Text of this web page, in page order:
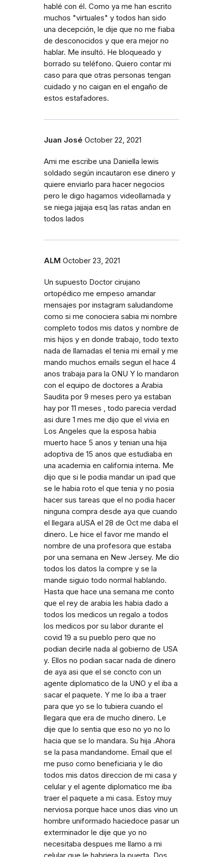
hablé con él. Como ya me han escrito
muchos "virtuales" y todos han sido
una decepción, le dije que no me fiaba
de desconocidos y que era mejor no
hablar. Me insultó. He bloqueado y
borrado su teléfono. Quiero contar mi
caso para que otras personas tengan
cuidado y no caigan en el engaño de
estos estafadores.
Juan José October 22, 2021
Ami me escribe una Daniella lewis
soldado según incautaron ese dinero y
quiere enviarlo para hacer negocios
pero le digo hagamos videollamada y
se niega jajjaja esq las ratas andan en
todos lados
ALM October 23, 2021
Un supuesto Doctor cirujano
ortopédico me empeso amandar
mensajes por instagram saludandome
como si me conociera sabia mi nombre
completo todos mis datos y nombre de
mis hijos y en donde trabajo, todo texto
nada de llamadas el tenia mi email y me
mando muchos emails segun el hace 4
anos trabaja para la ONU Y lo mandaron
con el equipo de doctores a Arabia
Saudita por 9 meses pero ya estaban
hay por 11 meses , todo parecia verdad
asi dure 1 mes me dijo que el vivia en
Los Angeles que la esposa habia
muerto hace 5 anos y tenian una hija
adoptiva de 15 anos que estudiaba en
una academia en california interna. Me
dijo que si le podia mandar un ipad que
se le habia roto el que tenia y no posia
hacer sus tareas que el no podia hacer
ninguna compra desde aya que cuando
el llegara aUSA el 28 de Oct me daba el
dinero. Le hice el favor me mando el
nombre de una profesora que estaba
por una semana en New Jersey. Me dio
todos los datos la compre y se la
mande siguio todo normal hablando.
Hasta que hace una semana me conto
que el rey de arabia les habia dado a
todos los medicos un regalo a todos
los medicos por su labor durante el
covid 19 a su pueblo pero que no
podian decirle nada al gobierno de USA
y. Ellos no podian sacar nada de dinero
de aya asi que el se concto con un
agente diplomatico de la UNO y el iba a
sacar el paquete. Y me lo iba a traer
para que yo se lo tubiera cuando el
llegara que era de mucho dinero. Le
dije que lo sentia que eso no yo no lo
hacia que se lo mandara. Su hija .Ahora
se la pasa mandandome. Email que el
me puso como beneficiaria y le dio
todos mis datos direccion de mi casa y
celular y el agente diplomatico me iba
traer el paquete a mi casa. Estoy muy
nerviosa porque hace unos dias vino un
hombre uniformado haciedoce pasar un
exterminador le dije que yo no
necesitaba despues me llamo a mi